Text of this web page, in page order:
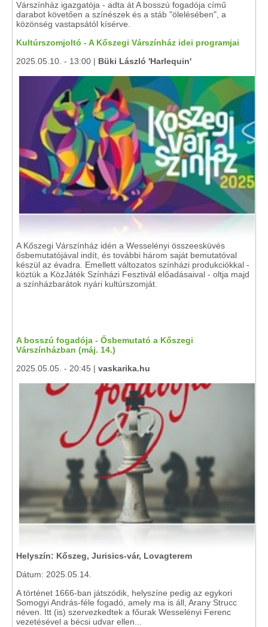
Várszínház igazgatója - adta át A bosszú fogadója című
darabot követően a színészek és a stáb "ölelésében", a
közönség vastapsától kísérve.
Kultúrszomjoltó - A Kőszegi Várszínház idei programjai
2025.05.10. - 13:00 | Büki László 'Harlequin'
A Kőszegi Várszínház idén a Wesselényi összeesküvés
ősbemutatójával indít, és további három saját bemutatóval
készül az évadra. Emellett változatos színházi produkciókkal -
köztük a KözJáték Színházi Fesztivál előadásaival - oltja majd
a színházbarátok nyári kultúrszomját.
A bosszú fogadója - Ősbemutató a Kőszegi
Várszínházban (máj. 14.)
2025.05.05. - 20:45 | vaskarika.hu
Helyszín: Kőszeg, Jurisics-vár, Lovagterem
Dátum: 2025.05.14.
A történet 1666-ban játszódik, helyszíne pedig az egykori
Somogyi András-féle fogadó, amely ma is áll, Arany Strucc
néven. Itt (is) szervezkedtek a főurak Wesselényi Ferenc
vezetésével a bécsi udvar ellen...